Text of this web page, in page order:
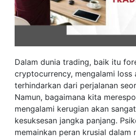
Dalam dunia trading, baik itu
cryptocurrency, mengalami loss
terhindarkan dari perjalanan
Namun, bagaimana kita
mengalami kerugian akan
kesuksesan jangka panjang.
memainkan peran krusial dalam